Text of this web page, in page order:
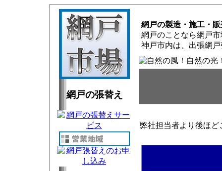
網戸の張替え
網戸の製造・施工・
網戸のことなら網戸
神戸市内は、出張網
弊社担当者より後ほ